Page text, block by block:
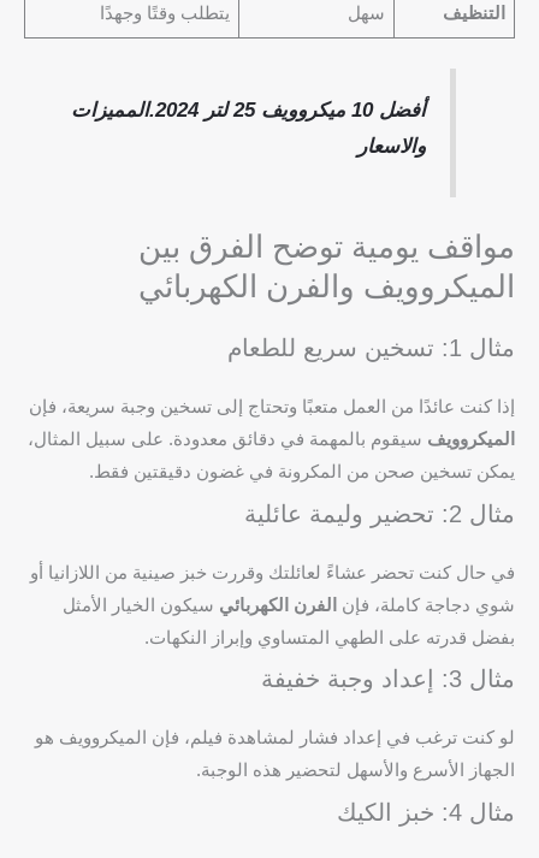
التنظيف سهل يتطلب وقتًا وجهدًا
أفضل 10 ميكروويف 25 لتر 2024.المميزات
والاسعار
مواقف يومية توضح الفرق بين
الميكروويف والفرن الكهربائي
مثال 1: تسخين سريع للطعام
إذا كنت عائدًا من العمل متعبًا وتحتاج إلى تسخين وجبة سريعة، فإن
الميكروويف سيقوم بالمهمة في دقائق معدودة. على سبيل المثال،
يمكن تسخين صحن من المكرونة في غضون دقيقتين فقط.
مثال 2: تحضير وليمة عائلية
في حال كنت تحضر عشاءً لعائلتك وقررت خبز صينية من اللازانيا أو
شوي دجاجة كاملة، فإن الفرن الكهربائي سيكون الخيار الأمثل
بفضل قدرته على الطهي المتساوي وإبراز النكهات.
مثال 3: إعداد وجبة خفيفة
لو كنت ترغب في إعداد فشار لمشاهدة فيلم، فإن الميكروويف هو
الجهاز الأسرع والأسهل لتحضير هذه الوجبة.
مثال 4: خبز الكيك